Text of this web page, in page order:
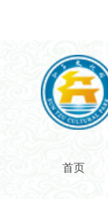
首页